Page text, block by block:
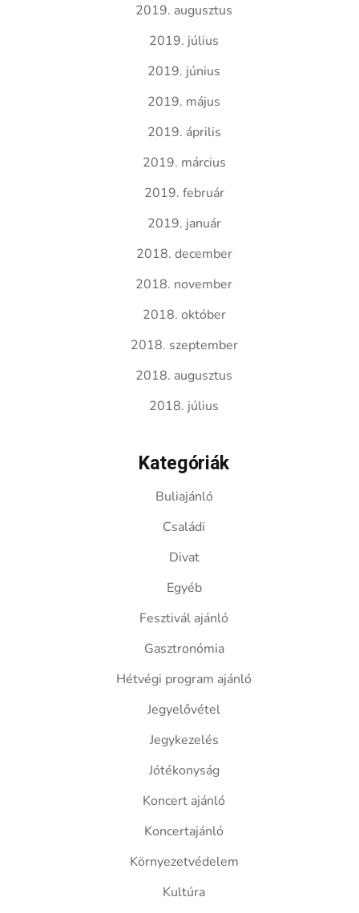
2019. augusztus
2019. július
2019. június
2019. május
2019. április
2019. március
2019. február
2019. január
2018. december
2018. november
2018. október
2018. szeptember
2018. augusztus
2018. július
Kategóriák
Buliajánló
Családi
Divat
Egyéb
Fesztivál ajánló
Gasztronómia
Hétvégi program ajánló
Jegyelővétel
Jegykezelés
Jótékonyság
Koncert ajánló
Koncertajánló
Környezetvédelem
Kultúra